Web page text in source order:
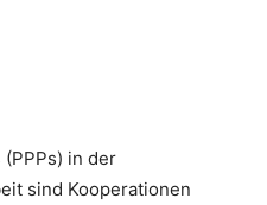
in der
sind Kooperationen